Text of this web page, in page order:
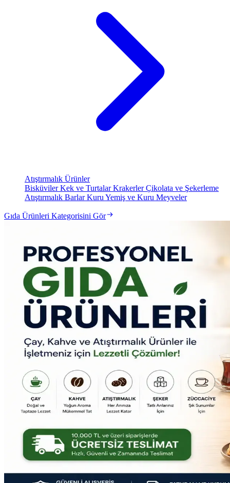
Atıştırmalık Ürünler
BisküvilerKek ve TurtalarKrakerlerÇikolata ve Şekerleme
Atıştırmalık BarlarKuru Yemiş ve Kuru Meyveler
Gıda Ürünleri Kategorisini Gör